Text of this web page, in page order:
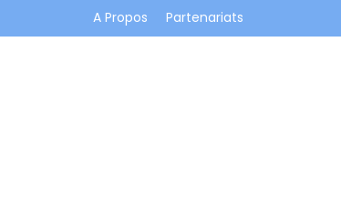
A Propos Partenariats